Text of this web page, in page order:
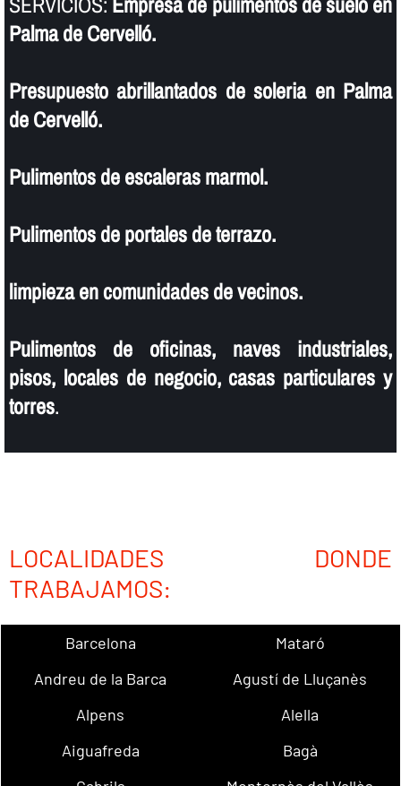
Palma de Cervelló.
Presupuesto abrillantados de soleria en Palma
de Cervelló.
Pulimentos de escaleras marmol.
Pulimentos de portales de terrazo.
limpieza en comunidades de vecinos.
Pulimentos de oficinas, naves industriales,
pisos, locales de negocio, casas particulares y
torres.
LOCALIDADES DONDE
TRABAJAMOS:
Barcelona
Mataró
Andreu de la Barca
Agustí de Lluçanès
Alpens
Alella
Aiguafreda
Bagà